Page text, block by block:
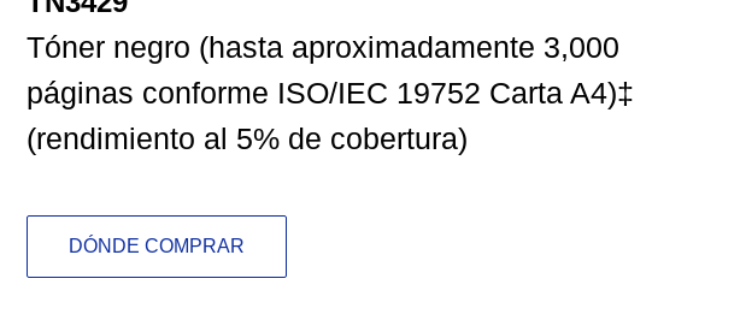
Tóner negro (hasta aproximadamente 3,000
páginas conforme ISO/IEC 19752 Carta A4)‡
(rendimiento al 5% de cobertura)
DÓNDE COMPRAR